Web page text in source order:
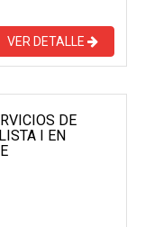
VER DETALLE
DE
I EN